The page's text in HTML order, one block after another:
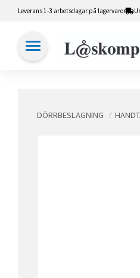
Leverans 1-3 arbetsdagar på lagervaror
DÖRRBESLAGNING